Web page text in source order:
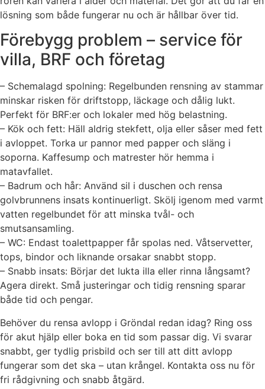
lösning som både fungerar nu och är hållbar över tid.
Förebygg problem – service för
villa, BRF och företag
– Schemalagd spolning: Regelbunden rensning av stammar
minskar risken för driftstopp, läckage och dålig lukt.
Perfekt för BRF:er och lokaler med hög belastning.
– Kök och fett: Häll aldrig stekfett, olja eller såser med fett
i avloppet. Torka ur pannor med papper och släng i
soporna. Kaffesump och matrester hör hemma i
matavfallet.
– Badrum och hår: Använd sil i duschen och rensa
golvbrunnens insats kontinuerligt. Skölj igenom med varmt
vatten regelbundet för att minska tvål- och
smutsansamling.
– WC: Endast toalettpapper får spolas ned. Våtservetter,
tops, bindor och liknande orsakar snabbt stopp.
– Snabb insats: Börjar det lukta illa eller rinna långsamt?
Agera direkt. Små justeringar och tidig rensning sparar
både tid och pengar.
Behöver du rensa avlopp i Gröndal redan idag? Ring oss
för akut hjälp eller boka en tid som passar dig. Vi svarar
snabbt, ger tydlig prisbild och ser till att ditt avlopp
fungerar som det ska – utan krångel. Kontakta oss nu för
fri rådgivning och snabb åtgärd.